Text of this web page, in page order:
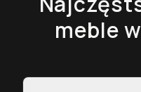
meble